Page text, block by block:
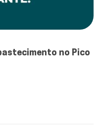
no Pico